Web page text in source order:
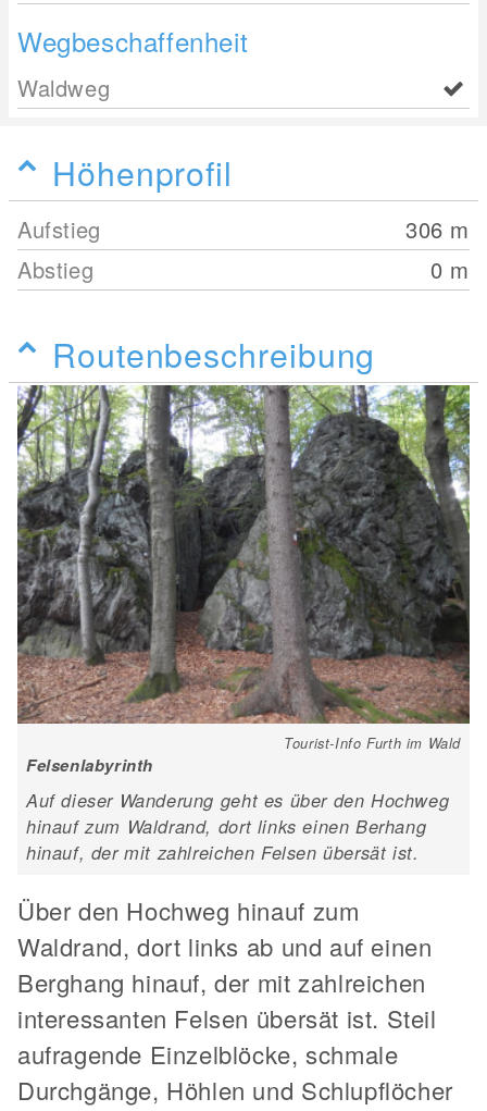
Wegbeschaffenheit
Waldweg
Höhenprofil
Aufstieg 306 m
Abstieg
0 m
Routenbeschreibung
Tourist-Info Furth im Wald
Felsenlabyrinth
Auf dieser Wanderung geht es über den Hochweg
hinauf zum Waldrand, dort links einen Berhang
hinauf, der mit zahlreichen Felsen übersät ist.
Über den Hochweg hinauf zum
Waldrand, dort links ab und auf einen
Berghang hinauf, der mit zahlreichen
interessanten Felsen übersät ist. Steil
aufragende Einzelblöcke, schmale
Durchgänge, Höhlen und Schlupflöcher